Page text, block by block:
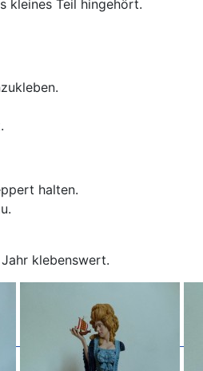
kleines Teil hingehört.
halten.
klebenswert.